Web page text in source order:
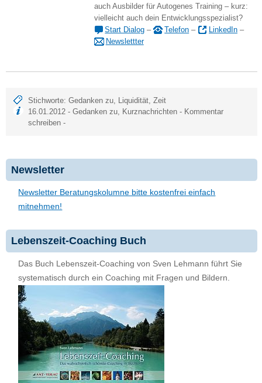
auch Ausbilder für Autogenes Training – kurz:
vielleicht auch dein Entwicklungsspezialist?
Start Dialog – Telefon – LinkedIn –
Newslettter
Stichworte:Gedanken zu, Liquidität,Zeit
16.01.2012 -Gedanken zu, Kurznachrichten - Kommentar
schreiben -
Newsletter
Newsletter Beratungskolumne bitte kostenfrei einfach
mitnehmen!
Lebenszeit-Coaching Buch
Das Buch Lebenszeit-Coaching von Sven Lehmann führt Sie
systematisch durch ein Coaching mit Fragen und Bildern.